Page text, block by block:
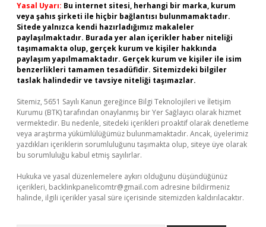
Yasal Uyarı: Bu internet sitesi, herhangi bir marka, kurum
veya şahıs şirketi ile hiçbir bağlantısı bulunmamaktadır.
Sitede yalnızca kendi hazırladığımız makaleler
paylaşılmaktadır. Burada yer alan içerikler haber niteliği
taşımamakta olup, gerçek kurum ve kişiler hakkında
paylaşım yapılmamaktadır. Gerçek kurum ve kişiler ile isim
benzerlikleri tamamen tesadüfidir. Sitemizdeki bilgiler
taslak halindedir ve tavsiye niteliği taşımazlar.
Sitemiz, 5651 Sayılı Kanun gereğince Bilgi Teknolojileri ve İletişim
Kurumu (BTK) tarafından onaylanmış bir Yer Sağlayıcı olarak hizmet
vermektedir. Bu nedenle, sitedeki içerikleri proaktif olarak denetleme
veya araştırma yükümlülüğümüz bulunmamaktadır. Ancak, üyelerimiz
yazdıkları içeriklerin sorumluluğunu taşımakta olup, siteye üye olarak
bu sorumluluğu kabul etmiş sayılırlar.
Hukuka ve yasal düzenlemelere aykırı olduğunu düşündüğünüz
içerikleri, backlinkpanelicomtr@gmail.com adresine bildirmeniz
halinde, ilgili içerikler yasal süre içerisinde sitemizden kaldırılacaktır.